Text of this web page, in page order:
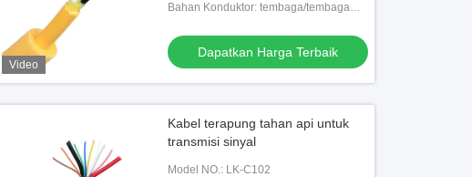
Video
Bahan Konduktor: tembaga/tembaga
Dapatkan Harga Terbaik
Kabel terapung tahan api untuk
transmisi sinyal
Model NO.: LK-C102